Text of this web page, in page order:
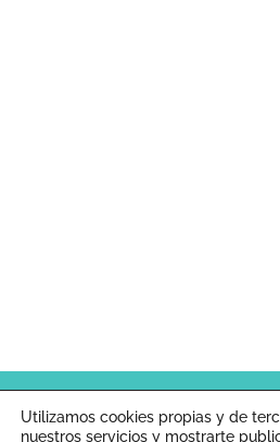
Utilizamos cookies propias y de
nuestros servicios y mostrarte